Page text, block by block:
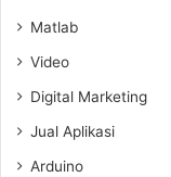
Matlab
Video
Digital Marketing
Jual Aplikasi
Arduino